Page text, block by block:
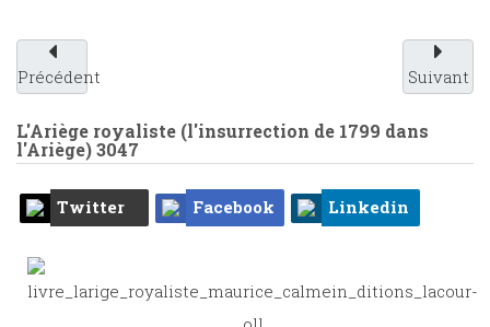
Précédent Suivant
L'Ariège royaliste (l'insurrection de 1799 dans
l'Ariège)3047
Twitter Facebook Linkedin